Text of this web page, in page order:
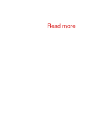
Read more